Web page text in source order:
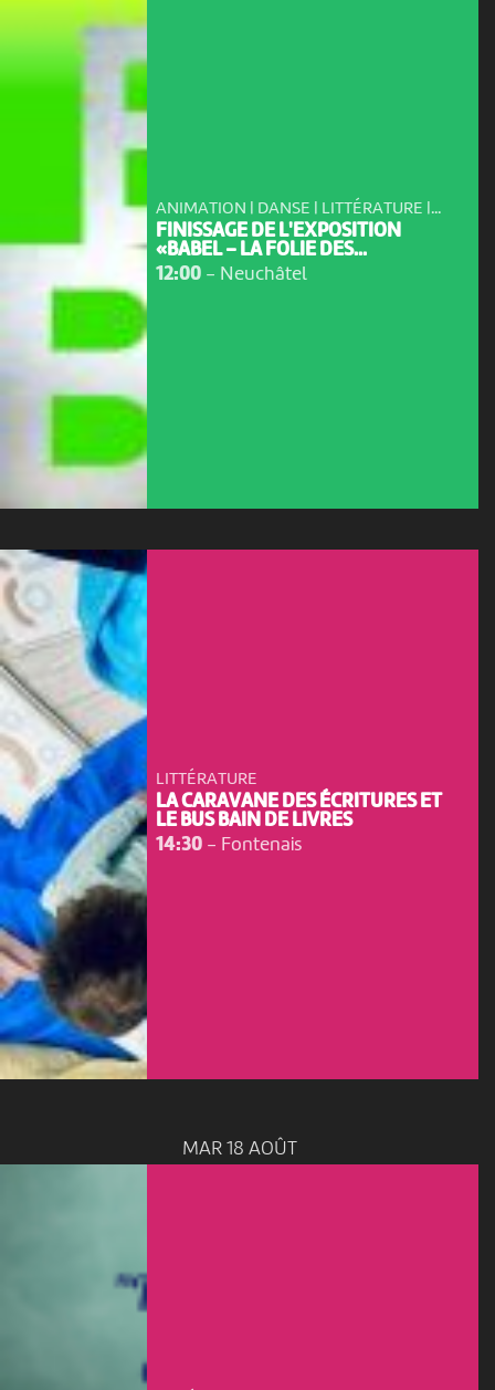
ANIMATION | DANSE | LITTÉRATURE |...
FINISSAGE DE L'EXPOSITION
«BABEL – LA FOLIE DES...
12:00- Neuchâtel
LITTÉRATURE
LA CARAVANE DES ÉCRITURES ET
LE BUS BAIN DE LIVRES
14:30- Fontenais
MAR 18 AOÛT